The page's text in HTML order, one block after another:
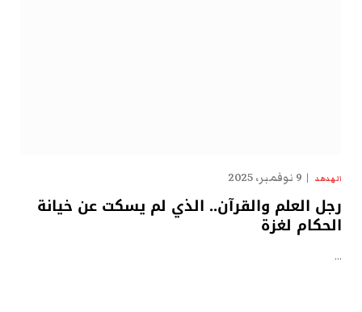
الهدهد 9 نوفمبر، 2025
رجل العلم والقرآن.. الذي لم يسكت عن خيانة
الحكام لغزة
…